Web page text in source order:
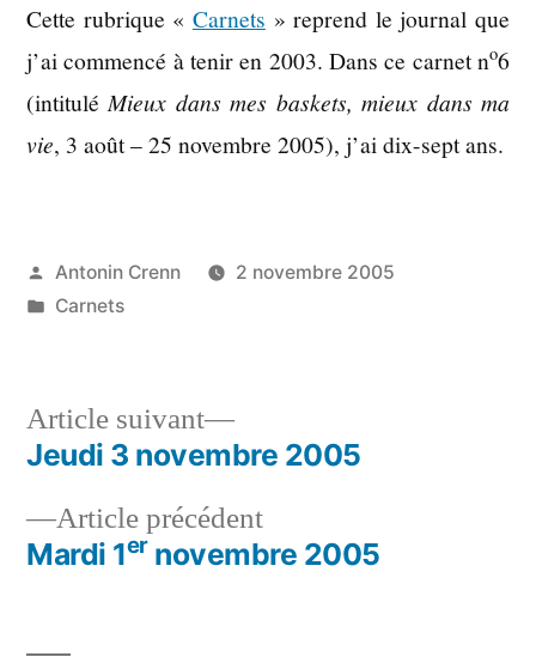
Cette rubrique « Carnets » reprend le journal que
j’ai commencé à tenir en 2003. Dans ce carnet no6
(intitulé Mieux dans mes baskets, mieux dans ma
vie, 3 août – 25 novembre 2005), j’ai dix-sept ans.
Publié
par
Antonin Crenn
2 novembre 2005
Publié
Carnets
Navigation
deArticle précédentArticle
précédent :
Mardi 1ernovembre 2005
Article suivant
Article
suivant :
Jeudi 3 novembre 2005